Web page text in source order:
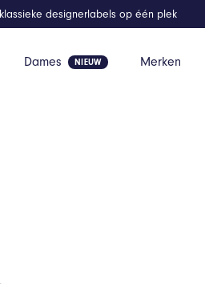
Dames Merken
designerlabels op één plek